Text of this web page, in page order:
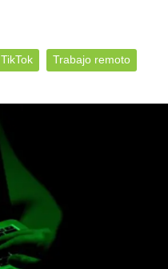
TikTok Trabajo remoto